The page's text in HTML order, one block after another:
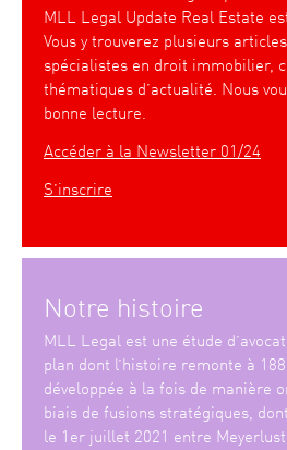
MLL Legal Update Real Estate
Vous y trouverez plusieurs
spécialistes en droit immobilier,
thématiques d’actualité. Nous
bonne lecture.
Accéder à la Newsletter 01/24
S’inscrire
Notre histoire
MLL Legal est une étude
plan dont l’histoire remonte à
développée à la fois de manière
biais de fusions stratégiques,
le 1er juillet 2021 entre